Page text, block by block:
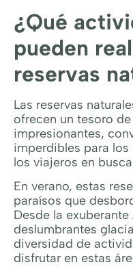
¿Qué
pueden
reservas
Las reservas
ofrecen un tesoro
impresionantes,
imperdibles para los
los viajeros en
En verano, estas
paraísos que
Desde la
deslumbrantes
diversidad de
disfrutar en estas